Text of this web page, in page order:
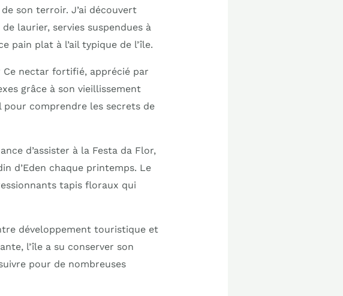
son terroir. J’ai découvert
laurier, servies suspendues à
pain plat à l’ail typique de l’île.
Ce nectar fortifié, apprécié par
grâce à son vieillissement
pour comprendre les secrets de
d’assister à la Festa da Flor,
d’Eden chaque printemps. Le
tapis floraux qui
développement touristique et
l’île a su conserver son
pour de nombreuses